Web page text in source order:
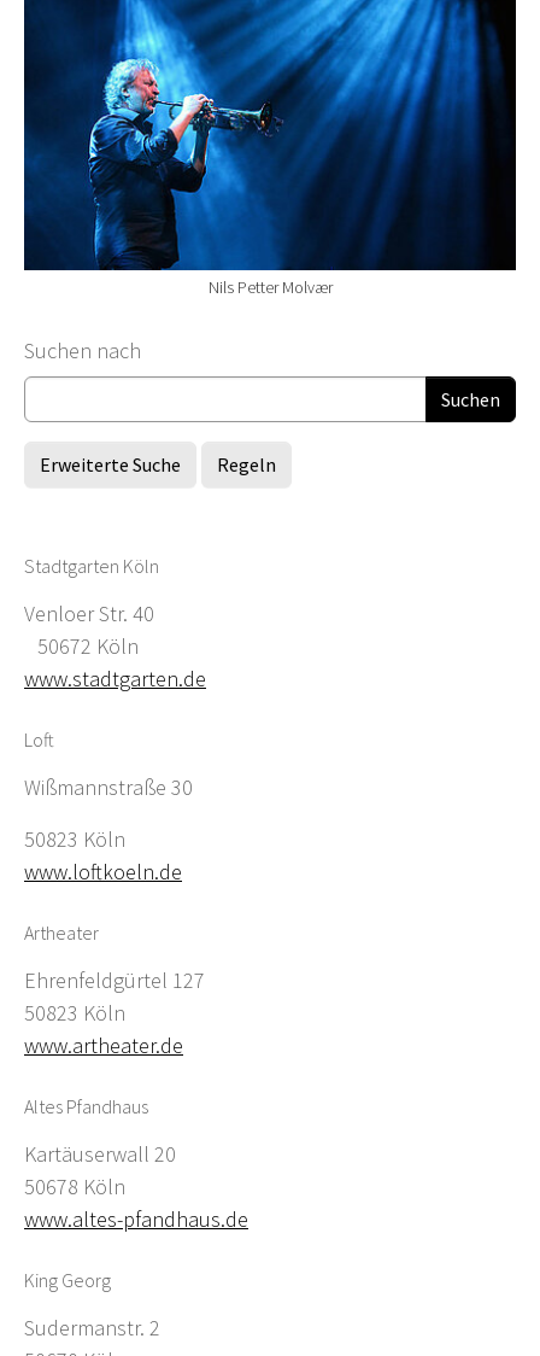
Nils Petter Molvær
Suchformular
Suchen nach
Erweiterte Suche Regeln
Stadtgarten Köln
Venloer Str. 40
50672 Köln
www.stadtgarten.de
Loft
Wißmannstraße 30
50823 Köln
www.loftkoeln.de
Artheater
Ehrenfeldgürtel 127
50823 Köln
www.artheater.de
Altes Pfandhaus
Kartäuserwall 20
50678 Köln
www.altes-pfandhaus.de
King Georg
Sudermanstr. 2